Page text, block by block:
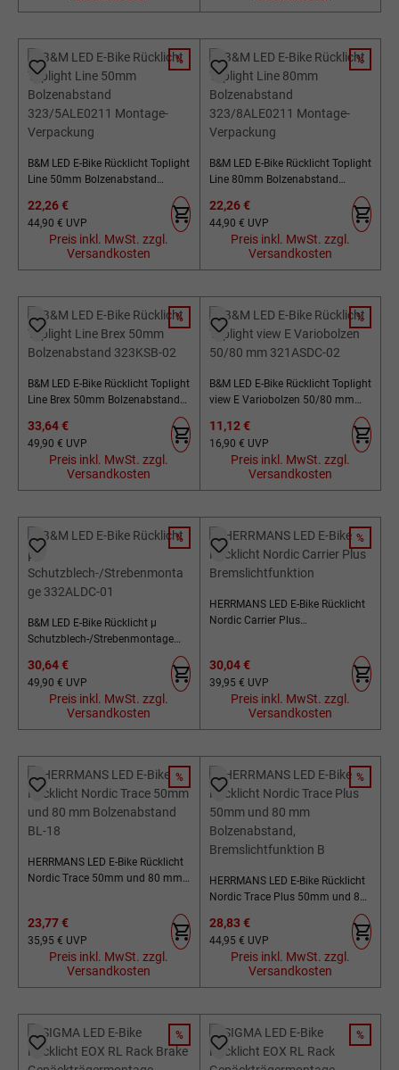
RABATT
%
B&M LED E-Bike Rücklicht Toplight
Line 50mm Bolzenabstand
Verpackung
Verkaufspreis:
22,26 €
Regulärer Preis:
44,90 € UVP
Preis inkl. MwSt. zzgl.
Versandkosten
RABATT
%
B&M LED E-Bike Rücklicht Toplight
Line 80mm Bolzenabstand
Verpackung
Verkaufspreis:
22,26 €
Regulärer Preis:
44,90 € UVP
Preis inkl. MwSt. zzgl.
Versandkosten
RABATT
%
B&M LED E-Bike Rücklicht Toplight
Line Brex 50mm Bolzenabstand
Verkaufspreis:
33,64 €
Regulärer Preis:
49,90 € UVP
Preis inkl. MwSt. zzgl.
Versandkosten
RABATT
%
B&M LED E-Bike Rücklicht Toplight
view E Variobolzen 50/80 mm
Verkaufspreis:
11,12 €
Regulärer Preis:
16,90 € UVP
Preis inkl. MwSt. zzgl.
Versandkosten
RABATT
%
B&M LED E-Bike Rücklicht µ
Schutzblech-/Strebenmontage
Verkaufspreis:
30,64 €
Regulärer Preis:
49,90 € UVP
Preis inkl. MwSt. zzgl.
Versandkosten
RABATT
%
HERRMANS LED E-Bike Rücklicht
Nordic Carrier Plus
Verkaufspreis:
30,04 €
Regulärer Preis:
39,95 € UVP
Preis inkl. MwSt. zzgl.
Versandkosten
RABATT
%
HERRMANS LED E-Bike Rücklicht
Nordic Trace 50mm und 80 mm
Verkaufspreis:
23,77 €
Regulärer Preis:
35,95 € UVP
Preis inkl. MwSt. zzgl.
Versandkosten
RABATT
%
HERRMANS LED E-Bike Rücklicht
Nordic Trace Plus 50mm und 80
Bremslichtfunktion B
Verkaufspreis:
28,83 €
Regulärer Preis:
44,95 € UVP
Preis inkl. MwSt. zzgl.
Versandkosten
RABATT
% RABATT
%